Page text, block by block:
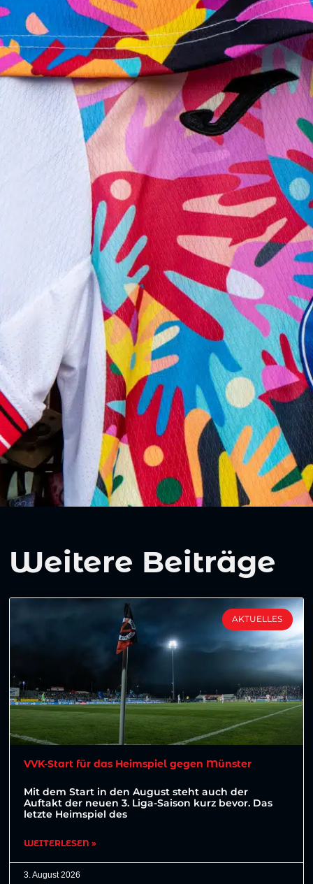
Weitere Beiträge
AKTUELLES
VVK-Start für das Heimspiel gegen Münster
Mit dem Start in den August steht auch der
Auftakt der neuen 3. Liga-Saison kurz bevor. Das
letzte Heimspiel des
WEITERLESEN »
3. August 2026